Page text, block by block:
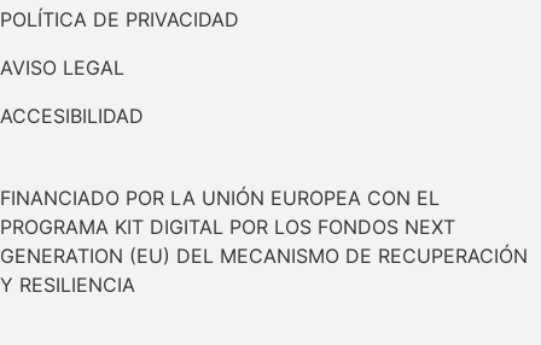
POLÍTICA DE PRIVACIDAD
AVISO LEGAL
ACCESIBILIDAD
FINANCIADO POR LA UNIÓN EUROPEA CON EL
PROGRAMA KIT DIGITAL POR LOS FONDOS NEXT
GENERATION (EU) DEL MECANISMO DE RECUPERACIÓN
Y RESILIENCIA